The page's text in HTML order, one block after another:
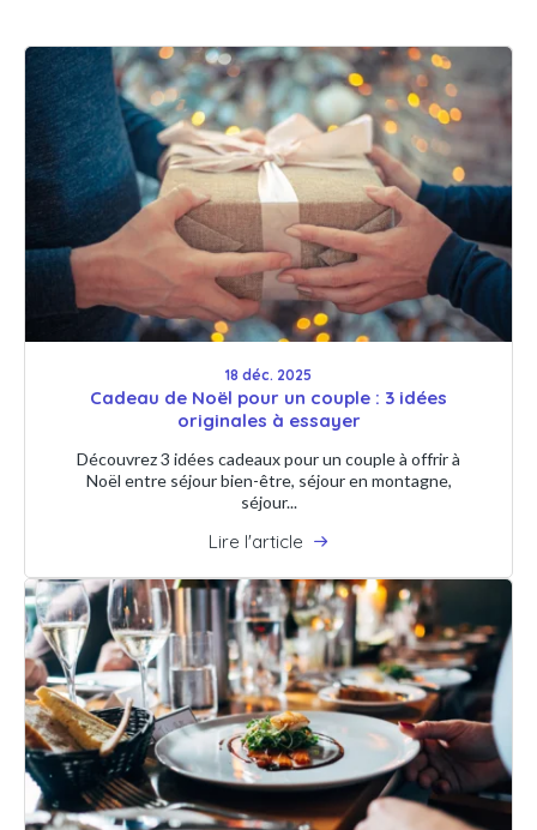
18 déc. 2025
Cadeau de Noël pour un couple : 3 idées
originales à essayer
Découvrez 3 idées cadeaux pour un couple à offrir à
Noël entre séjour bien-être, séjour en montagne,
séjour...
Lire l'article